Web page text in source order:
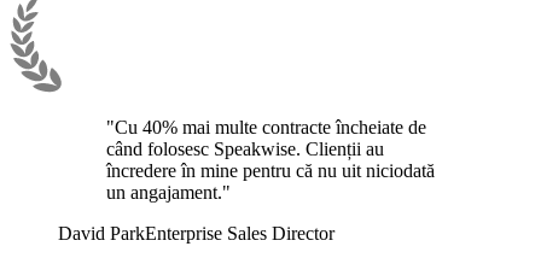
"Cu 40% mai multe contracte încheiate de
când folosesc Speakwise. Clienții au
încredere în mine pentru că nu uit niciodată
un angajament."
David ParkEnterprise Sales Director